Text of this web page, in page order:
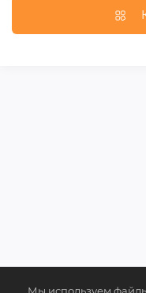
Доставка по
Доставка по